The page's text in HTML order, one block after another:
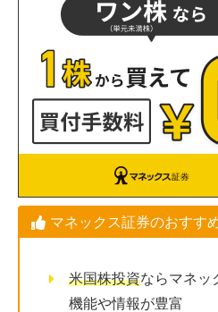
マネックス証券のおすす
米国株投資ならマネッ
機能や情報が豊富